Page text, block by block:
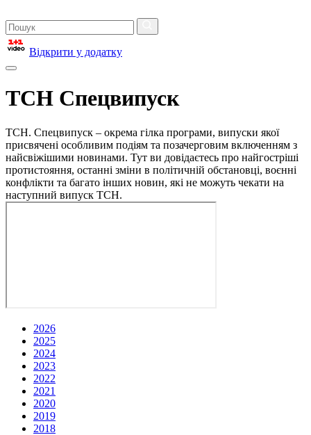
Відкрити у додатку
ТСН Спецвипуск
ТСН. Спецвипуск – окрема гілка програми, випуски якої
присвячені особливим подіям та позачерговим включенням з
найсвіжішими новинами. Тут ви довідаєтесь про найгостріші
протистояння, останні зміни в політичній обстановці, воєнні
конфлікти та багато інших новин, які не можуть чекати на
наступний випуск ТСН.
2026
2025
2024
2023
2022
2021
2020
2019
2018